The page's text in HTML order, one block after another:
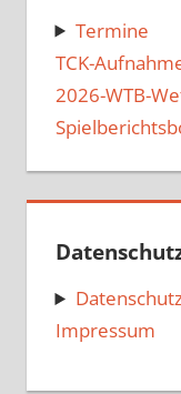
Termine
TCK-
2026-WTB-
Impressum